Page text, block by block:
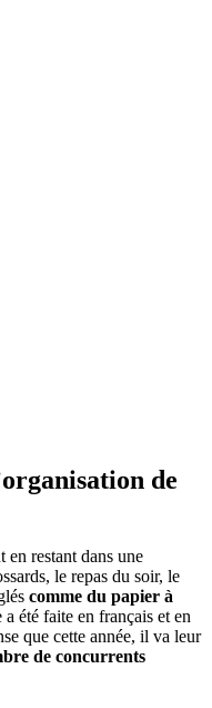
de
en restant dans une
le repas du soir, le
comme du papier à
été faite en français et en
que cette année, il va leur
de concurrents